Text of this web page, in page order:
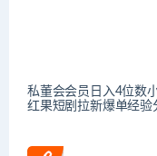
私董会会员日入4位数
红果短剧拉新爆单经验